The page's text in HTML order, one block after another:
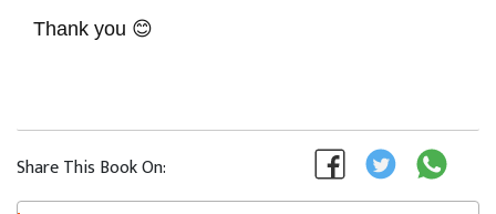
Thank you 😊
Share This Book On: